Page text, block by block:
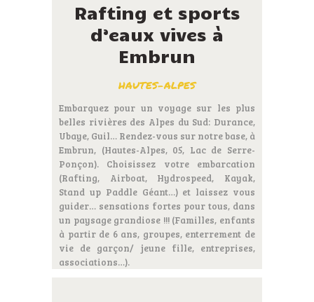
Rafting et sports
d’eaux vives à
Embrun
HAUTES-ALPES
Embarquez pour un voyage sur les plus
belles rivières des Alpes du Sud: Durance,
Ubaye, Guil… Rendez-vous sur notre base, à
Embrun, (Hautes-Alpes, 05, Lac de Serre-
Ponçon). Choisissez votre embarcation
(Rafting, Airboat, Hydrospeed, Kayak,
Stand up Paddle Géant…) et laissez vous
guider… sensations fortes pour tous, dans
un paysage grandiose !!! (Familles, enfants
à partir de 6 ans, groupes, enterrement de
vie de garçon/ jeune fille, entreprises,
associations…).